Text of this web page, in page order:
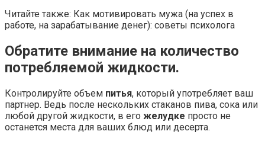
Читайте также: Как мотивировать мужа (на успех в
работе, на зарабатывание денег): советы психолога
Обратите внимание на количество
потребляемой жидкости.
Контролируйте объем питья, который употребляет ваш
партнер. Ведь после нескольких стаканов пива, сока или
любой другой жидкости, в его желудке просто не
останется места для ваших блюд или десерта.